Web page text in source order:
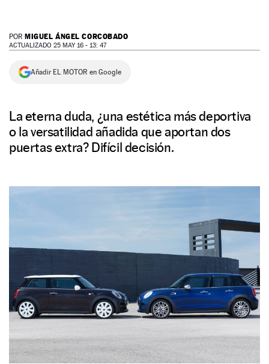
SERVICIOS
NEWSLETTER
POR MIGUEL ÁNGEL CORCOBADO
ACTUALIZADO 25 MAY 16 - 13: 47
Añadir EL MOTOR en Google
La eterna duda, ¿una estética más deportiva
o la versatilidad añadida que aportan dos
puertas extra? Difícil decisión.